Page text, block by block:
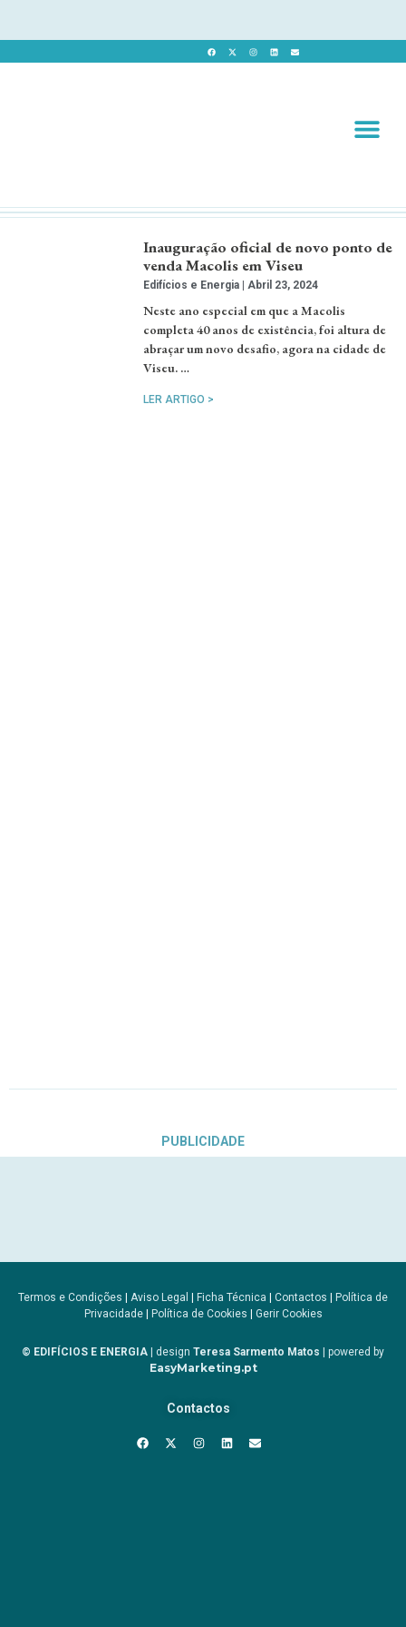
Inauguração oficial de novo ponto de
venda Macolis em Viseu
Edifícios e Energia Abril 23, 2024
Neste ano especial em que a Macolis
completa 40 anos de existência, foi altura de
abraçar um novo desafio, agora na cidade de
Viseu. …
LER ARTIGO >
PUBLICIDADE
Termos e Condições | Aviso Legal | Ficha Técnica | Contactos | Política de
Privacidade| Política de Cookies | Gerir Cookies
© EDIFÍCIOS E ENERGIA | design Teresa Sarmento Matos | powered by
EasyMarketing.pt
Contactos